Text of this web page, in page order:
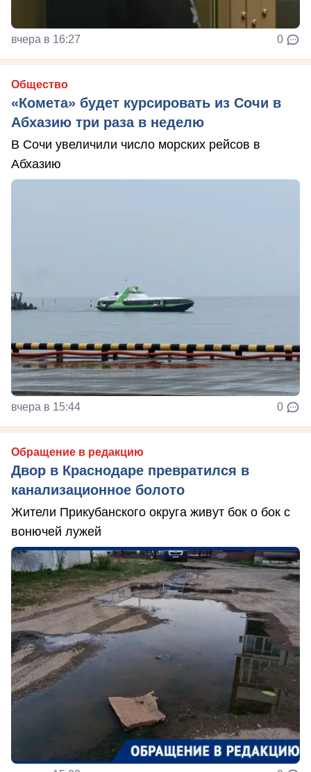
вчера в 16:27 0
Общество
«Комета» будет курсировать из Сочи в
Абхазию три раза в неделю
В Сочи увеличили число морских рейсов в
Абхазию
вчера в 15:44 0
Обращение в редакцию
Двор в Краснодаре превратился в
канализационное болото
Жители Прикубанского округа живут бок о бок с
вонючей лужей